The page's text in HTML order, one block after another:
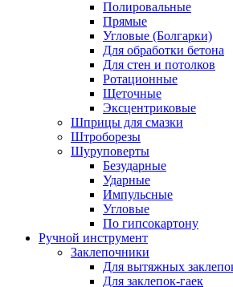
Полировальные
Прямые
Угловые (Болгарки)
Для обработки бетона
Для стен и потолков
Ротационные
Щеточные
Эксцентриковые
Шприцы для смазки
Штроборезы
Шуруповерты
Безударные
Ударные
Импульсные
Угловые
По гипсокартону
Ручной инструмент
Заклепочники
Для вытяжных
Для заклепок-гаек